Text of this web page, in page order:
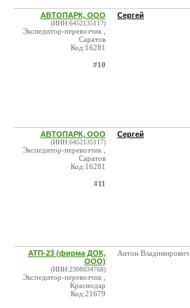
АВТОПАРК, ООО
(ИНН:6452135117)
Экспедитор-перевозчик ,
Саратов
Код:16281
#10
Сергей
АВТОПАРК, ООО
(ИНН:6452135117)
Экспедитор-перевозчик ,
Саратов
Код:16281
#11
Сергей
АТП-23 (фирма ДОК,
ООО)
(ИНН:2308034768)
Экспедитор-перевозчик ,
Краснодар
Код:21679
Антон Владимирович